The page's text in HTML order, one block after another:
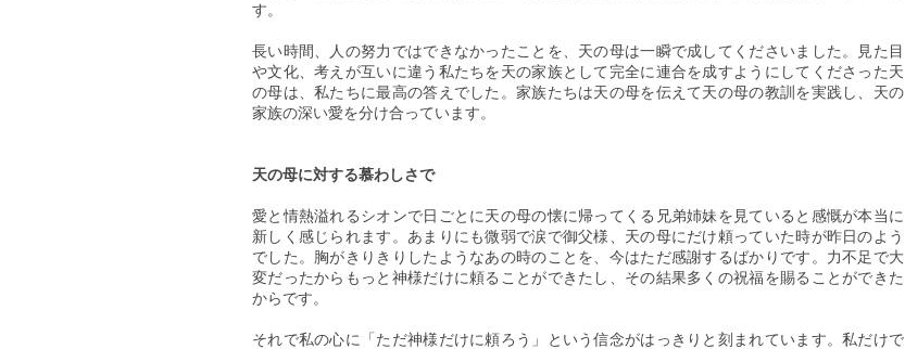
す。
長い時間、人の努力ではできなかったことを、天の母は一瞬で成してくださいました。見た目
や文化、考えが互いに違う私たちを天の家族として完全に連合を成すようにしてくださった天
の母は、私たちに最高の答えでした。家族たちは天の母を伝えて天の母の教訓を実践し、天の
家族の深い愛を分け合っています。
天の母に対する慕わしさで
愛と情熱溢れるシオンで日ごとに天の母の懐に帰ってくる兄弟姉妹を見ていると感慨が本当に
新しく感じられます。あまりにも微弱で涙で御父様、天の母にだけ頼っていた時が昨日のよう
でした。胸がきりきりしたようなあの時のことを、今はただ感謝するばかりです。力不足で大
変だったからもっと神様だけに頼ることができたし、その結果多くの祝福を賜ることができた
からです。
それで私の心に「ただ神様だけに頼ろう」という信念がはっきりと刻まれています。私だけで